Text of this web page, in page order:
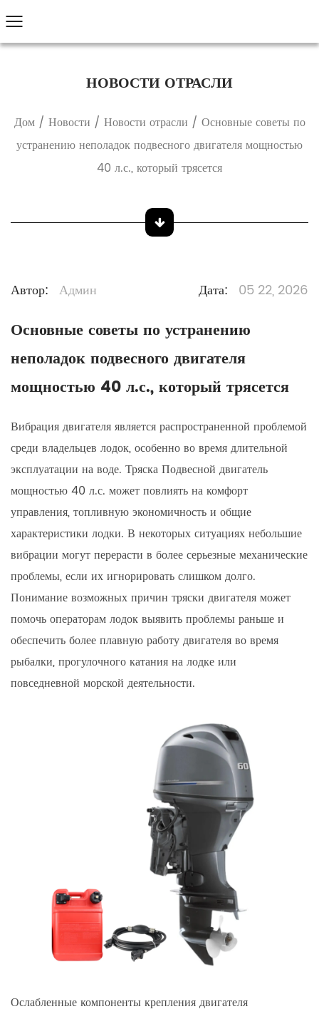
НОВОСТИ ОТРАСЛИ
Дом/ Новости / Новости отрасли / Основные советы по
устранению неполадок подвесного двигателя мощностью
40 л.с., который трясется
Автор: Админ Дата: 05 22, 2026
Основные советы по устранению
неполадок подвесного двигателя
мощностью 40 л.с., который трясется
Вибрация двигателя является распространенной проблемой
среди владельцев лодок, особенно во время длительной
эксплуатации на воде. ТряскаПодвесной двигатель
мощностью 40 л.с. может повлиять на комфорт
управления, топливную экономичность и общие
характеристики лодки. В некоторых ситуациях небольшие
вибрации могут перерасти в более серьезные механические
проблемы, если их игнорировать слишком долго.
Понимание возможных причин тряски двигателя может
помочь операторам лодок выявить проблемы раньше и
обеспечить более плавную работу двигателя во время
рыбалки, прогулочного катания на лодке или
повседневной морской деятельности.
Ослабленные компоненты крепления двигателя